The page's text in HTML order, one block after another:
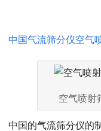
中国气流筛分仪空气
空气喷射
中国的气流筛分仪的